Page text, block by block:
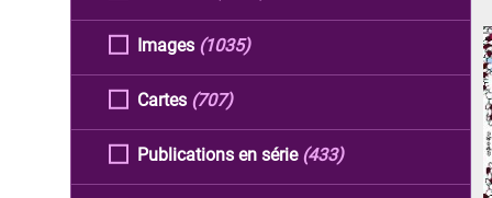
Images (1035)
Cartes (707)
Publications en série (433)